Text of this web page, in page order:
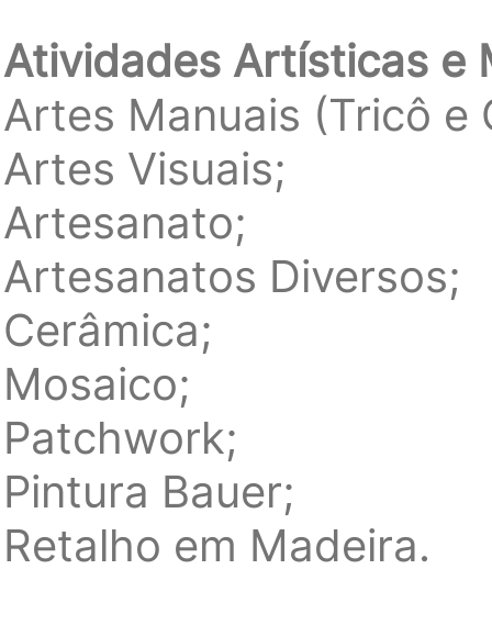
Atividades Artísticas e
Artes Manuais (Tricô e
Artes Visuais;
Artesanato;
Artesanatos Diversos;
Cerâmica;
Mosaico;
Patchwork;
Pintura Bauer;
Retalho em Madeira.